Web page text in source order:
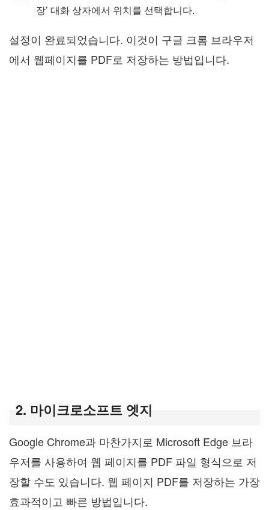
장’ 대화 상자에서 위치를 선택합니다.
설정이 완료되었습니다. 이것이 구글 크롬 브라우저
에서 웹페이지를 PDF로 저장하는 방법입니다.
2. 마이크로소프트 엣지
Google Chrome과 마찬가지로 Microsoft Edge 브라
우저를 사용하여 웹 페이지를 PDF 파일 형식으로 저
장할 수도 있습니다. 웹 페이지 PDF를 저장하는 가장
효과적이고 빠른 방법입니다.